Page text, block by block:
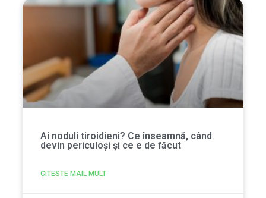
Ai noduli tiroidieni? Ce înseamnă, când
devin periculoși și ce e de făcut
CITESTE MAIL MULT